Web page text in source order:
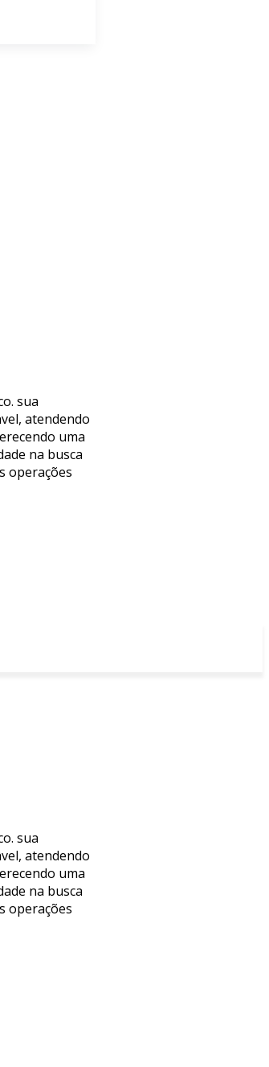
sua
atendendo
uma
na busca
operações
sua
atendendo
uma
na busca
operações